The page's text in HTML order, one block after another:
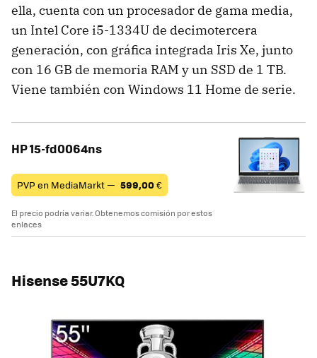
ella, cuenta con un procesador de gama media,
un Intel Core i5-1334U de decimotercera
generación, con gráfica integrada Iris Xe, junto
con 16 GB de memoria RAM y un SSD de 1 TB.
Viene también con Windows 11 Home de serie.
HP 15-fd0064ns
PVP en MediaMarkt — 599,00€
El precio podría variar. Obtenemos comisión por estos
enlaces
Hisense 55U7KQ